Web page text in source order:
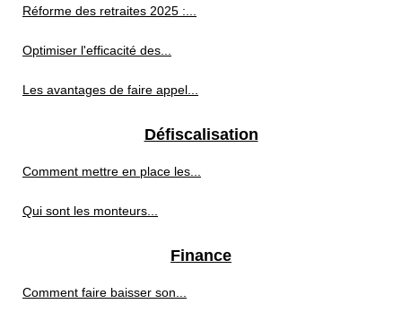
Réforme des retraites 2025 :...
Optimiser l'efficacité des...
Les avantages de faire appel...
Défiscalisation
Comment mettre en place les...
Qui sont les monteurs...
Finance
Comment faire baisser son...